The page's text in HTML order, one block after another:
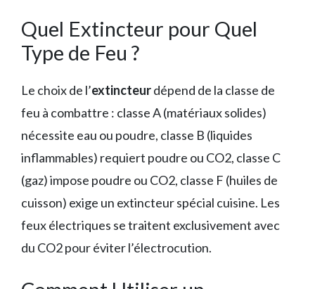
Quel Extincteur pour Quel
Type de Feu ?
Le choix de l’extincteurdépend de la classe de
feu à combattre : classe A (matériaux solides)
nécessite eau ou poudre, classe B (liquides
inflammables) requiert poudre ou CO2, classe C
(gaz) impose poudre ou CO2, classe F (huiles de
cuisson) exige un extincteur spécial cuisine. Les
feux électriques se traitent exclusivement avec
du CO2 pour éviter l’électrocution.